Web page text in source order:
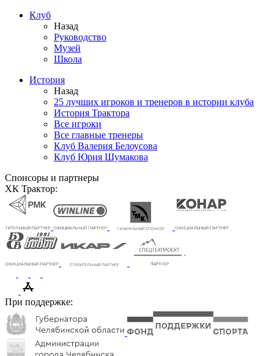
Клуб
Назад
Руководство
Музей
Школа
История
Назад
25 лучших игроков и тренеров в истории клуба
История Трактора
Все игроки
Все главные тренеры
Клуб Валерия Белоусова
Клуб Юрия Шумакова
Спонсоры и партнеры
ХК Трактор:
При поддержке: